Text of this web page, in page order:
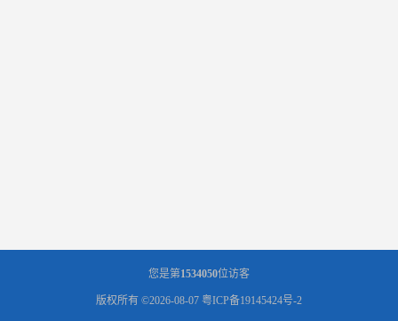
您是第1534050位访客
版权所有 ©2026-08-07 粤ICP备19145424号-2